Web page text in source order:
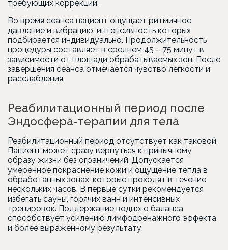
требующих коррекции.
Во время сеанса пациент ощущает ритмичное
давление и вибрацию, интенсивность которых
подбирается индивидуально. Продолжительность
процедуры составляет в среднем 45 – 75 минут в
зависимости от площади обрабатываемых зон. После
завершения сеанса отмечается чувство легкости и
расслабления.
Реабилитационный период после
Эндосфера-терапии для тела
Реабилитационный период отсутствует как таковой.
Пациент может сразу вернуться к привычному
образу жизни без ограничений. Допускается
умеренное покраснение кожи и ощущение тепла в
обработанных зонах, которые проходят в течение
нескольких часов. В первые сутки рекомендуется
избегать сауны, горячих ванн и интенсивных
тренировок. Поддержание водного баланса
способствует усилению лимфодренажного эффекта
и более выраженному результату.